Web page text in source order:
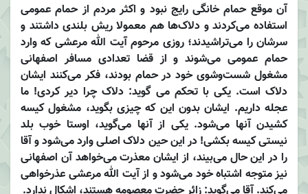
آن موقع حمام خانگی رایج نبود و اکثر مردم از حمام عمومی
استفاده می‌کردند و دلاک‌ها هم معمولا ریش بلندی داشتند و
سرشان را می‌تراشیدند؛ روزی مرحوم آیت الله مرعشی که وارد
حمام عمومی می‌شوند و از قضا تعدادی مسافر اصفهانی
مشغول شست‌وشوی خود در حمام بودند، فکر می‌کنند ایشان
دلاک است. یکی با تحکم می گوید: دلاک چرا دیر کردی! ما
عجله داریم. ایشان بدون این که چیزی بگوید، مشغول کیسه
کشیدن آنها می‌شود. یکی از آنها می‌گوید، اوستا خوب بلد
نیستی کیسه بکشی! در این حین دلاک اصلی وارد می‌شود و آقا
را در این حال می‌بیند، از ایشان معذرت می‌خواهد آن اصفهانی
نیز متوجه اشتباه خود می‌شود و از آیت الله مرعشی عذرخواهی